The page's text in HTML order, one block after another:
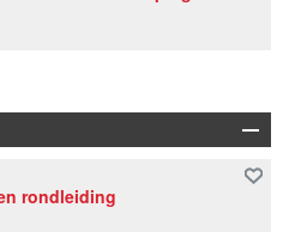
rondleiding